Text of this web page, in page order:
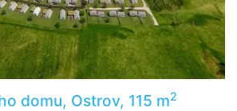
domu, Ostrov, 115 m2